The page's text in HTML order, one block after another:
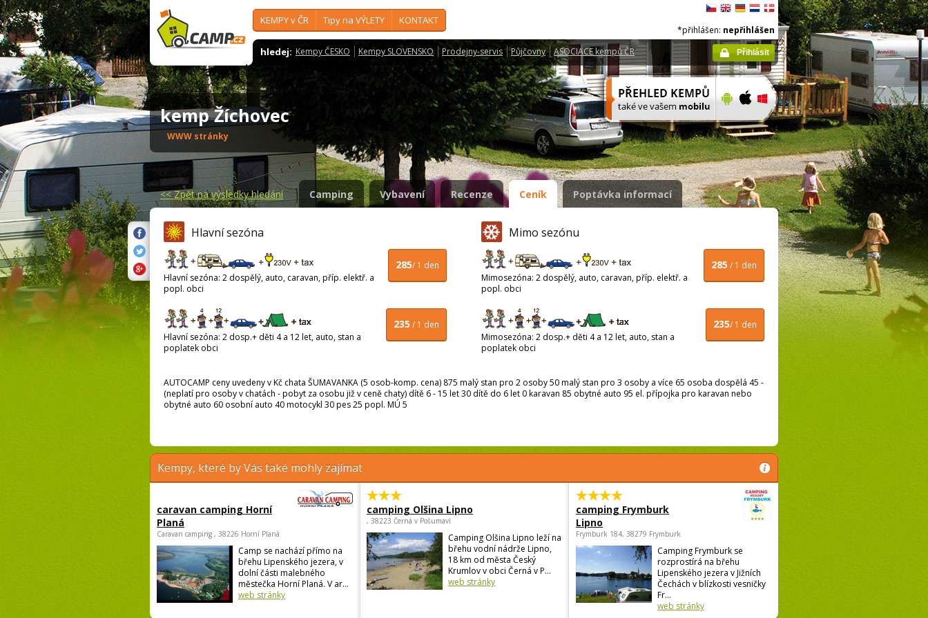
KEMPY v ČR Tipy na VÝLETY KONTAKT
hledej: Kempy ČESKO Kempy SLOVENSKO Prodejny-servis Půjčovny ASOCIACE kempů ČR
*přihlášen: nepřihlášen
Přihlásit
kemp Žíchovec
WWW stránky
<<Zpět na výsledky hledání Camping Vybavení Recenze Ceník Poptávka informací
Hlavní sezóna
285/ 1 den
Hlavní sezóna: 2 dospělý, auto, caravan, příp. elektř. a
popl. obci
235 / 1 den
Hlavní sezóna: 2 dosp.+ děti 4 a 12 let, auto, stan a
poplatek obci
Mimo sezónu
285 / 1 den
Mimosezóna: 2 dospělý, auto, caravan, příp. elektř. a
popl. obci
235/ 1 den
Mimosezóna: 2 dosp.+ děti 4 a 12 let, auto, stan a
poplatek obci
AUTOCAMP ceny uvedeny v Kč chata ŠUMAVANKA (5 osob-komp. cena) 875 malý stan pro 2 osoby 50 malý stan pro 3 osoby a více 65 osoba dospělá 45 -
(neplatí pro osoby v chatách - pobyt za osobu již v ceně chaty) dítě 6 - 15 let 30 dítě do 6 let 0 karavan 85 obytné auto 95 el. přípojka pro karavan nebo
obytné auto 60 osobní auto 40 motocykl 30 pes 25 popl. MÚ 5
Kempy, které by Vás také mohly zajímat
caravan camping Horní
Planá
Caravan camping , 38226 Horní Planá
Camp se nachází přímo na
břehu Lipenského jezera, v
dolní části malebného
městečka Horní Planá. V ar...
web stránky
camping Olšina Lipno
, 38223 Černá v Pošumaví
Camping Olšina Lipno leží na
břehu vodní nádrže Lipno,
18 km od města Český
Krumlov v obci Černá v P...
web stránky
camping Frymburk
Lipno
Frymburk 184, 38279 Frymburk
Camping Frymburk se
rozprostírá na břehu
Lipenského jezera v Jižních
Čechách v blízkosti vesničky
Fr...
web stránky